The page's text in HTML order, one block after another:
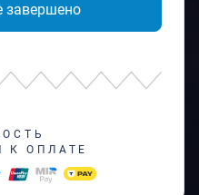
завершено
К ОПЛАТЕ